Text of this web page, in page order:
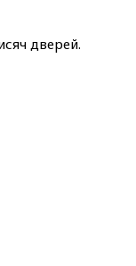
дверей.